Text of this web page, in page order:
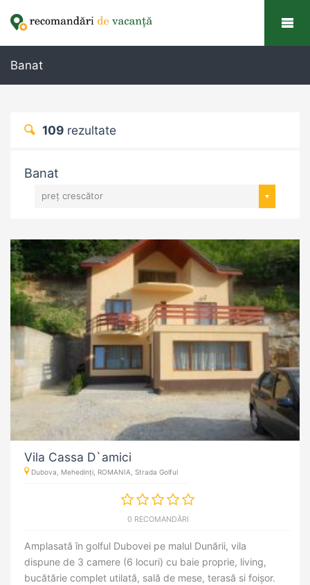
Banat
109 rezultate
Banat
preț crescător
Vila Cassa D`amici
Dubova, Mehedinți, ROMANIA, Strada Golful
0 RECOMANDĂRI
Amplasată în golful Dubovei pe malul Dunării, vila
dispune de 3 camere (6 locuri) cu baie proprie, living,
bucătărie complet utilată, sală de mese, terasă si foișor.